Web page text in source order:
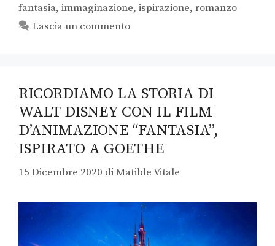
fantasia, immaginazione, ispirazione, romanzo
Lascia un commento
RICORDIAMO LA STORIA DI
WALT DISNEY CON IL FILM
D’ANIMAZIONE “FANTASIA”,
ISPIRATO A GOETHE
15 Dicembre 2020 diMatilde Vitale